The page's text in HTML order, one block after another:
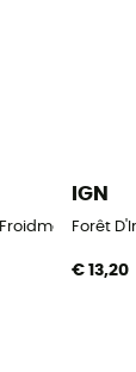
IGN
Forêt
€ 13,20